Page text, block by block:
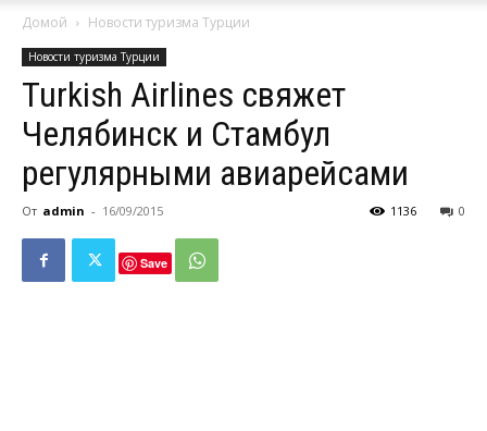
Домой Новости туризма Турции
Новости туризма Турции
Turkish Airlines свяжет
Челябинск и Стамбул
регулярными авиарейсами
От admin - 16/09/2015 0
1136
Save